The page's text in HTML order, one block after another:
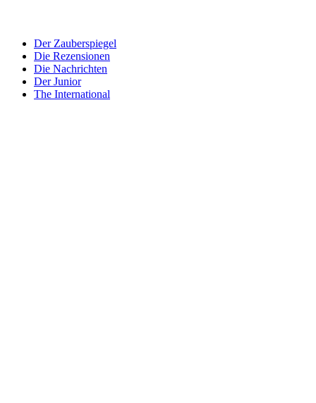
Der Zauberspiegel
Die Rezensionen
Die Nachrichten
Der Junior
The International